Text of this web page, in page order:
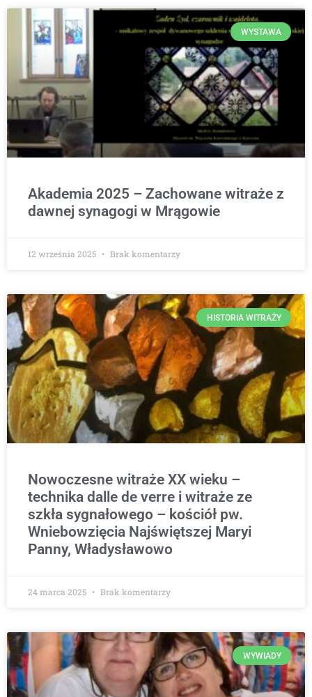
WYSTAWA
Akademia 2025 – Zachowane witraże z
dawnej synagogi w Mrągowie
12 września 2025 Brak komentarzy
HISTORIA WITRAŻY
Nowoczesne witraże XX wieku –
technika dalle de verre i witraże ze
szkła sygnałowego – kościół pw.
Wniebowzięcia Najświętszej Maryi
Panny, Władysławowo
24 marca 2025 Brak komentarzy
WYWIADY